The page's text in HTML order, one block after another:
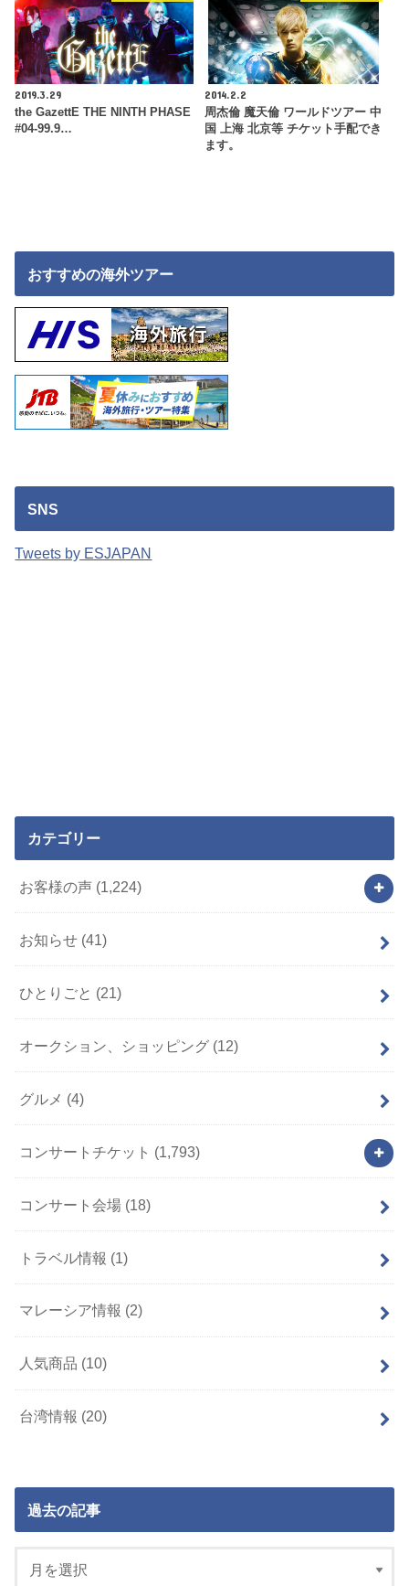
2019.3.29
the GazettE THE NINTH PHASE
#04-99.9…
2014.2.2
周杰倫 魔天倫 ワールドツアー 中
国 上海 北京等 チケット手配でき
ます。
おすすめの海外ツアー
SNS
Tweets by ESJAPAN
カテゴリー
お客様の声 (1,224)
お知らせ (41)
ひとりごと (21)
オークション、ショッピング (12)
グルメ (4)
コンサートチケット (1,793)
コンサート会場 (18)
トラベル情報 (1)
マレーシア情報 (2)
人気商品 (10)
台湾情報 (20)
過去の記事